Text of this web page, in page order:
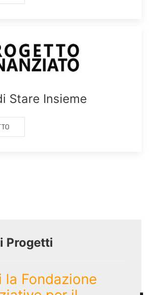
Stare Insieme
Progetti
la Fondazione